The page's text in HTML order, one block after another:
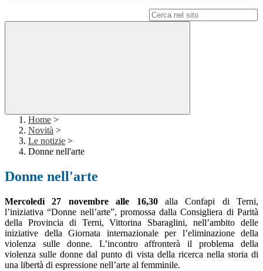
Home >
Novità >
Le notizie >
Donne nell'arte
Donne nell'arte
Mercoledì 27 novembre alle 16,30alla Confapi di Terni,
l’iniziativa “Donne nell’arte”, promossa dalla Consigliera di Parità
della Provincia di Terni, Vittorina Sbaraglini, nell’ambito delle
iniziative della Giornata internazionale per l’eliminazione della
violenza sulle donne. L’incontro affronterà il problema della
violenza sulle donne dal punto di vista della ricerca nella storia di
una libertà di espressione nell’arte al femminile.